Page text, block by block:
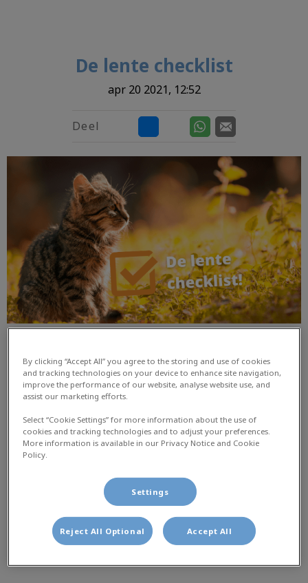
De lente checklist
apr 20 2021, 12:52
Deel
We zien de zon steeds vaker en de dagen zijn langer.
De lente is weer aangebroken en we gaan wat meer
naar buiten. Ook met onze huisdieren. Zo zorgt u
ervoor dat zij ook van het lekkere weer kunnen
1. Pas op voor teken
By clicking “Accept All” you agree to the storing and use of cookies
and tracking technologies on your device to enhance site navigation,
improve the performance of our website, analyse website use, and
assist our marketing efforts.
Select “Cookie Settings” for more information about the use of
cookies and tracking technologies and to adjust your preferences.
More information is available in our Privacy Notice and Cookie
Policy.
Settings
Reject All Optional Accept All